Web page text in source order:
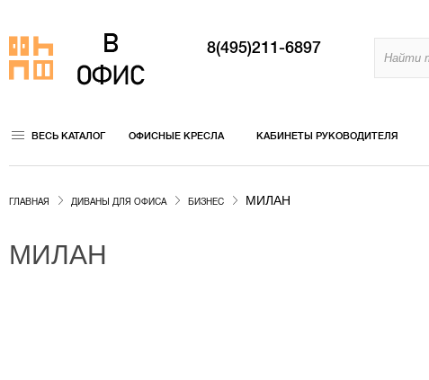
8(495)211-6897
ВЕСЬ КАТАЛОГ ОФИСНЫЕ КРЕСЛА КАБИНЕТЫ РУКОВОДИТЕЛЯ
ГЛАВНАЯ ДИВАНЫ ДЛЯ ОФИСА БИЗНЕС МИЛАН
МИЛАН